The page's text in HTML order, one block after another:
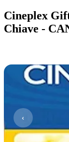
Cineplex
Chiave -